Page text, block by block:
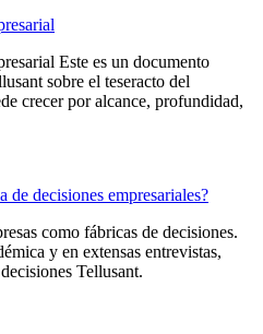
Este es un documento
sobre el teseracto del
crecer por alcance, profundidad,
de decisiones empresariales?
como fábricas de decisiones.
y en extensas entrevistas,
Tellusant.